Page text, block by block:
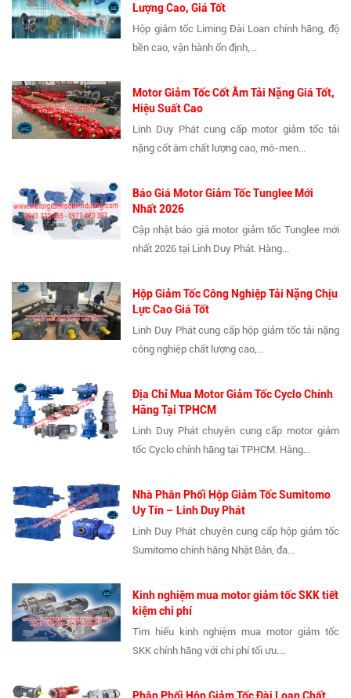
Lượng Cao, Giá Tốt
Hộp giảm tốc Liming Đài Loan chính hãng, độ
bền cao, vận hành ổn định,...
Motor Giảm Tốc Cốt Âm Tải Nặng Giá Tốt,
Hiệu Suất Cao
Linh Duy Phát cung cấp motor giảm tốc tải
nặng cốt âm chất lượng cao, mô-men...
Báo Giá Motor Giảm Tốc Tunglee Mới
Nhất 2026
Cập nhật báo giá motor giảm tốc Tunglee mới
nhất 2026 tại Linh Duy Phát. Hàng...
Hộp Giảm Tốc Công Nghiệp Tải Nặng Chịu
Lực Cao Giá Tốt
Linh Duy Phát cung cấp hộp giảm tốc tải nặng
công nghiệp chất lượng cao,...
Địa Chỉ Mua Motor Giảm Tốc Cyclo Chính
Hãng Tại TPHCM
Linh Duy Phát chuyên cung cấp motor giảm
tốc Cyclo chính hãng tại TPHCM. Hàng...
Nhà Phân Phối Hộp Giảm Tốc Sumitomo
Uy Tín – Linh Duy Phát
Linh Duy Phát chuyên cung cấp hộp giảm tốc
Sumitomo chính hãng Nhật Bản, đa...
Kinh nghiệm mua motor giảm tốc SKK tiết
kiệm chi phí
Tìm hiểu kinh nghiệm mua motor giảm tốc
SKK chính hãng với chi phí tối ưu....
Phân Phối Hộp Giảm Tốc Đài Loan Chất